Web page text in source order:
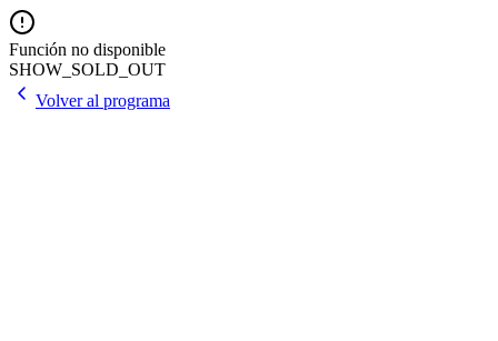
Función no disponible
SHOW_SOLD_OUT
Volver al programa